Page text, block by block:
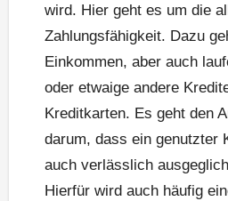
wird. Hier geht es um die
Zahlungsfähigkeit. Dazu
Einkommen, aber auch
oder etwaige andere
Kreditkarten. Es geht den
darum, dass ein genutzter
auch verlässlich
Hierfür wird auch häufig